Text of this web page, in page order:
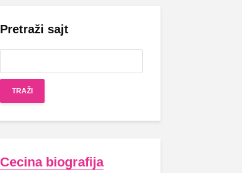
Pretraži sajt
Cecina biografija